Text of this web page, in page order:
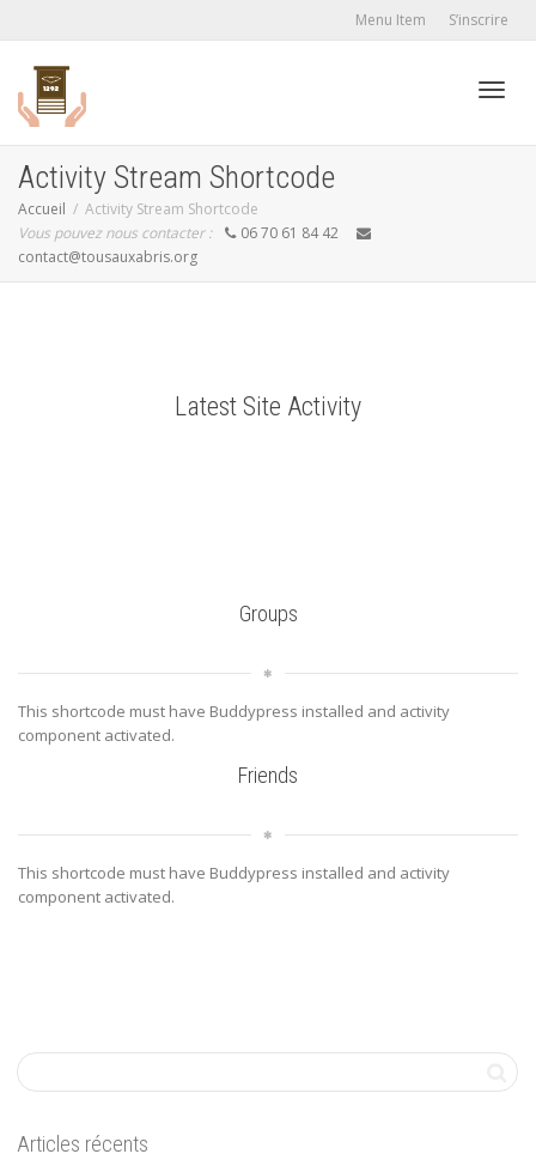
Menu Item S’inscrire
Activity Stream Shortcode
Accueil
Activity Stream Shortcode
Vous pouvez nous contacter :
06 70 61 84 42
contact@tousauxabris.org
Latest Site Activity
Groups
This shortcode must have Buddypress installed and activity
component activated.
Friends
This shortcode must have Buddypress installed and activity
component activated.
Articles récents